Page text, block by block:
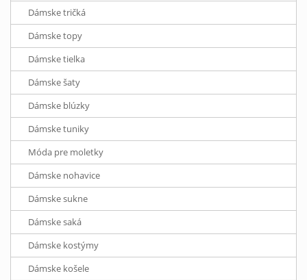
Dámske tričká
Dámske topy
Dámske tielka
Dámske šaty
Dámske blúzky
Dámske tuniky
Móda pre moletky
Dámske nohavice
Dámske sukne
Dámske saká
Dámske kostýmy
Dámske košele